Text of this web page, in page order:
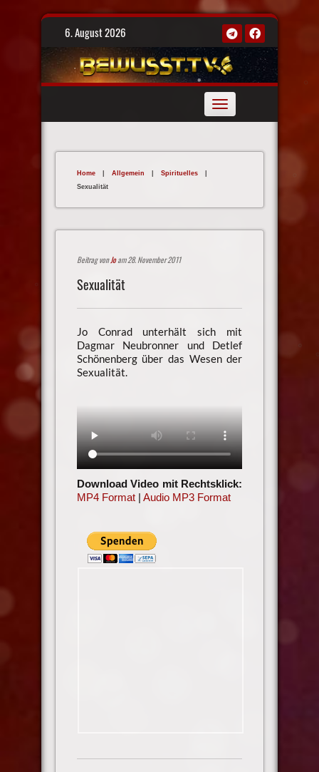
Skip
6. August 2026
Toggle
navigation
Home | Allgemein | Spirituelles
|
Sexualität
Beitrag vonJoam 28. November 2011
Sexualität
Jo Conrad unterhält sich mit
Dagmar Neubronner und Detlef
Schönenberg über das Wesen der
Sexualität.
Download Video mit Rechtsklick:
MP4 Format| Audio MP3 Format